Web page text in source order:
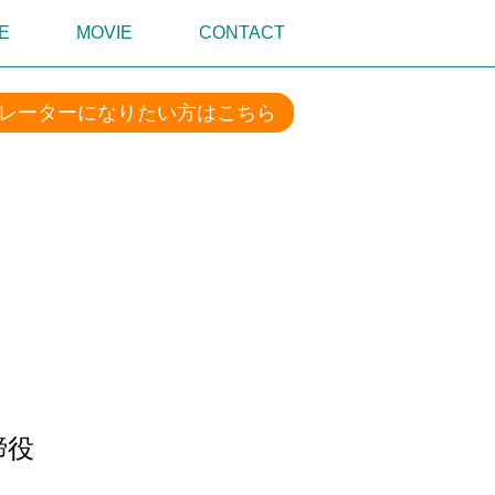
MOVIE CONTACT
ーターになりたい方はこちら
役